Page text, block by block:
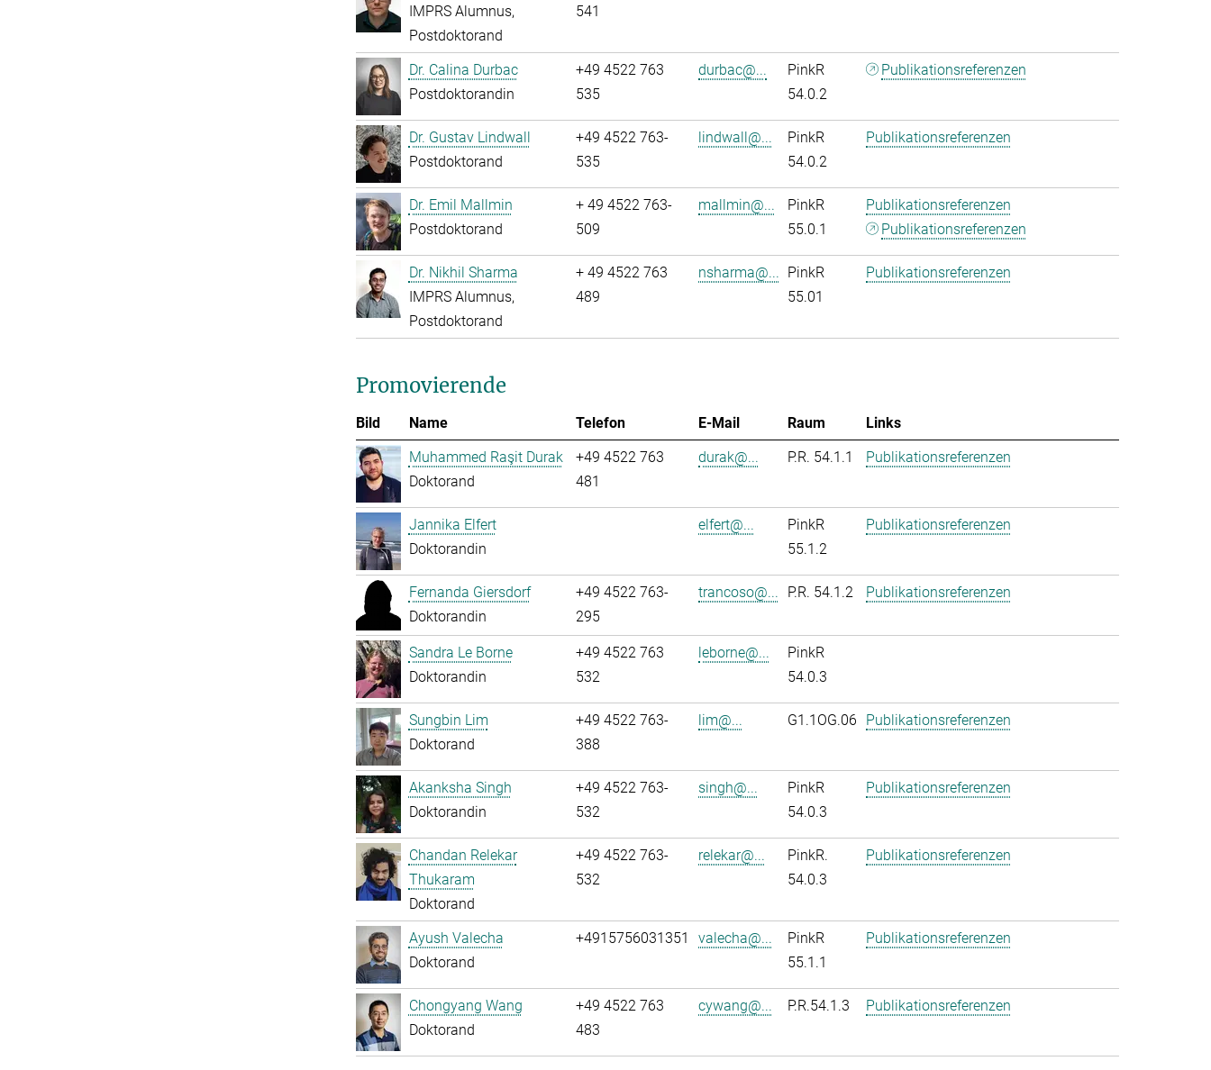
IMPRS Alumnus,
Postdoktorand
541
Dr. Calina Durbac
Postdoktorandin
+49 4522 763
535
durbac@...
PinkR
54.0.2
Publikationsreferenzen
Dr. Gustav Lindwall
Postdoktorand
+49 4522 763-
535
lindwall@...
PinkR
54.0.2
Publikationsreferenzen
Dr. Emil Mallmin
Postdoktorand
+ 49 4522 763-
509
mallmin@...
PinkR
55.0.1
Publikationsreferenzen
Publikationsreferenzen
Dr. Nikhil Sharma
IMPRS Alumnus,
Postdoktorand
+ 49 4522 763
489
nsharma@... PinkR
55.01
Publikationsreferenzen
Promovierende
Bild Name Telefon E-Mail Raum
Links
Muhammed Raşit Durak
Doktorand
+49 4522 763
481
durak@... P.R. 54.1.1 Publikationsreferenzen
Jannika Elfert
Doktorandin
elfert@...
PinkR
55.1.2
Publikationsreferenzen
Fernanda Giersdorf
Doktorandin
+49 4522 763-
295
trancoso@... P.R. 54.1.2 Publikationsreferenzen
Sandra Le Borne
Doktorandin
+49 4522 763
532
leborne@...
PinkR
54.0.3
Sungbin Lim
Doktorand
+49 4522 763-
388
lim@... G1.1OG.06 Publikationsreferenzen
Akanksha Singh
Doktorandin
+49 4522 763-
532
singh@...
PinkR
54.0.3
Publikationsreferenzen
Chandan Relekar
Thukaram
Doktorand
+49 4522 763-
532
relekar@...
PinkR.
54.0.3
Publikationsreferenzen
Ayush Valecha
Doktorand
+4915756031351 valecha@...
PinkR
55.1.1
Publikationsreferenzen
Chongyang Wang
Doktorand
+49 4522 763
483
cywang@... P.R.54.1.3 Publikationsreferenzen